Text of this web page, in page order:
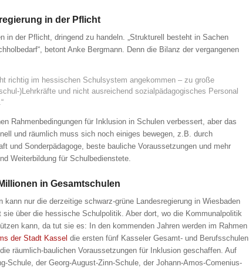
in der Pflicht
in der Pflicht, dringend zu handeln. „Strukturell besteht in Sachen
betont Anke Bergmann. Denn die Bilanz der vergangenen
richtig im hessischen Schulsystem angekommen – zu große
)Lehrkräfte und nicht ausreichend sozialpädagogisches Personal
Rahmenbedingungen für Inklusion in Schulen verbessert, aber das
und räumlich muss sich noch einiges bewegen, z.B. durch
und Sonderpädagoge, beste bauliche Voraussetzungen und mehr
Weiterbildung für Schulbedienstete.
in Gesamtschulen
kann nur die derzeitige schwarz-grüne Landesregierung in Wiesbaden
über die hessische Schulpolitik. Aber dort, wo die Kommunalpolitik
kann, da tut sie es: In den kommenden Jahren werden im Rahmen
der Stadt Kassel die ersten fünf Kasseler Gesamt- und Berufsschulen
räumlich-baulichen Voraussetzungen für Inklusion geschaffen. Auf
Schule, der Georg-August-Zinn-Schule, der Johann-Amos-Comenius-